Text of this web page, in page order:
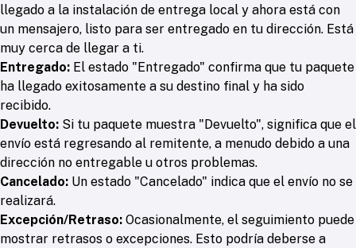
llegado a la instalación de entrega local y ahora está con
un mensajero, listo para ser entregado en tu dirección. Está
muy cerca de llegar a ti.
Entregado: El estado "Entregado" confirma que tu paquete
ha llegado exitosamente a su destino final y ha sido
recibido.
Devuelto: Si tu paquete muestra "Devuelto", significa que el
envío está regresando al remitente, a menudo debido a una
dirección no entregable u otros problemas.
Cancelado: Un estado "Cancelado" indica que el envío no se
realizará.
Excepción/Retraso: Ocasionalmente, el seguimiento puede
mostrar retrasos o excepciones. Esto podría deberse a